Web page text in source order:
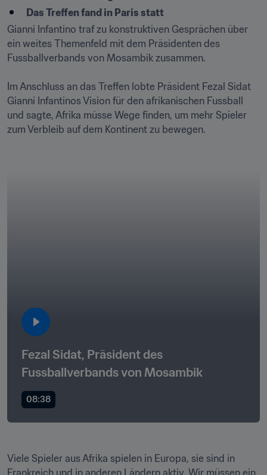
Das Treffen fand in Paris statt
Gianni Infantino traf zu konstruktiven Gesprächen über
ein weites Themenfeld mit dem Präsidenten des
Fussballverbands von Mosambik zusammen.
Im Anschluss an das Treffen lobte Präsident Fezal Sidat
Gianni Infantinos Vision für den afrikanischen Fussball
und sagte, Afrika müsse Wege finden, um mehr Spieler
zum Verbleib auf dem Kontinent zu bewegen.
Fezal Sidat, Präsident des
08:38
Viele Spieler aus Afrika spielen in Europa, sie sind in
Frankreich und in anderen Ländern aktiv. Wir müssen ein